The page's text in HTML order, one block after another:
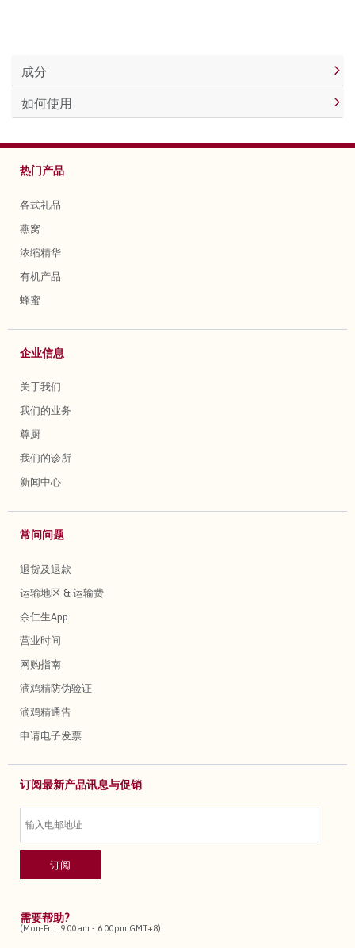
成分
如何使用
热门产品
各式礼品
燕窝
浓缩精华
有机产品
蜂蜜
企业信息
关于我们
我们的业务
尊厨
我们的诊所
新闻中心
常问问题
退货及退款
运输地区 & 运输费
余仁生App
营业时间
网购指南
滴鸡精防伪验证
滴鸡精通告
申请电子发票
订阅最新产品讯息与促销
需要帮助?
(Mon-Fri : 9:00am - 6:00pm GMT+8)